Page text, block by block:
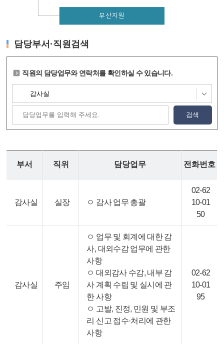
부산지원
담당부서·직원검색
직원의 담당업무와 연락처를 확인하실 수 있습니다.
검색
부서 직위 담당업무 전화번호
감사실 실장 ㅇ 감사 업무 총괄
02-62
10-01
50
감사실 주임
ㅇ 업무 및 회계에 대한 감
사, 대외수감 업무에 관한
사항
ㅇ 대외감사 수감, 내부 감
사 계획 수립 및 실시에 관
한 사항
ㅇ 고발, 진정, 민원 및 부조
리 신고 접수·처리에 관한
사항
02-62
10-01
95